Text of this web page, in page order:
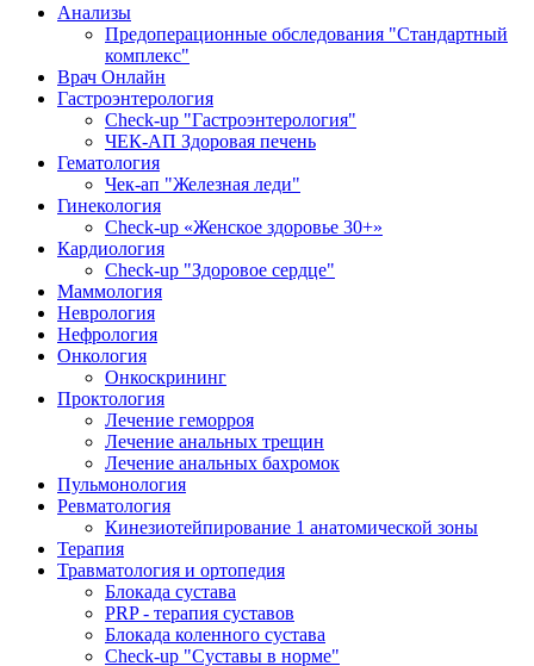
Анализы
Предоперационные обследования "Стандартный
комплекс"
Врач Онлайн
Гастроэнтерология
Check-up "Гастроэнтерология"
ЧЕК-АП Здоровая печень
Гематология
Чек-ап "Железная леди"
Гинекология
Check-up «Женское здоровье 30+»
Кардиология
Check-up "Здоровое сердце"
Маммология
Неврология
Нефрология
Онкология
Онкоскрининг
Проктология
Лечение геморроя
Лечение анальных трещин
Лечение анальных бахромок
Пульмонология
Ревматология
Кинезиотейпирование 1 анатомической зоны
Терапия
Травматология и ортопедия
Блокада сустава
PRP - терапия суставов
Блокада коленного сустава
Check-up "Суставы в норме"